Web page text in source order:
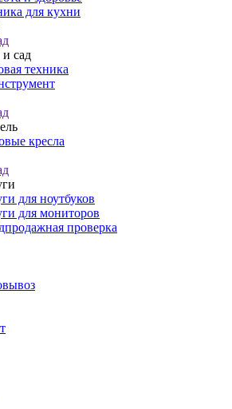
для кухни
сад
техника
кресла
для ноутбуков
для мониторов
проверка